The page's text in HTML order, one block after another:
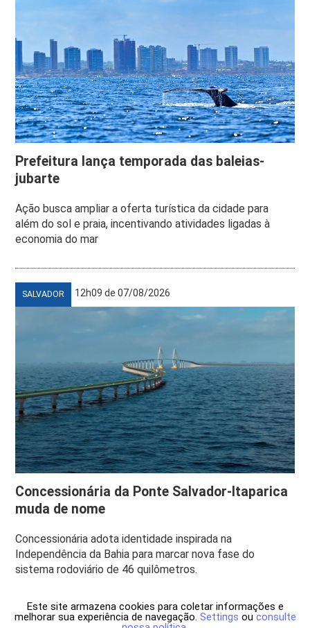
Prefeitura lança temporada das baleias-
jubarte
Ação busca ampliar a oferta turística da cidade para
além do sol e praia, incentivando atividades ligadas à
economia do mar
SALVADOR 12h09 de 07/08/2026
Concessionária da Ponte Salvador-Itaparica
muda de nome
Concessionária adota identidade inspirada na
Independência da Bahia para marcar nova fase do
sistema rodoviário de 46 quilômetros.
Este site armazena cookies para coletar informações e
melhorar sua experiência de navegação. Settings ou consulte